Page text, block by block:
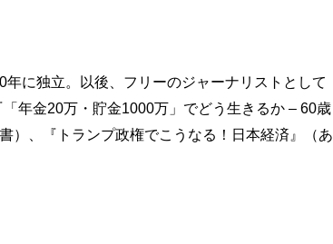
に独立。以後、フリーのジャーナリストとして
年金20万・貯金1000万」でどう生きるか – 60歳
）、『トランプ政権でこうなる！日本経済』（あ